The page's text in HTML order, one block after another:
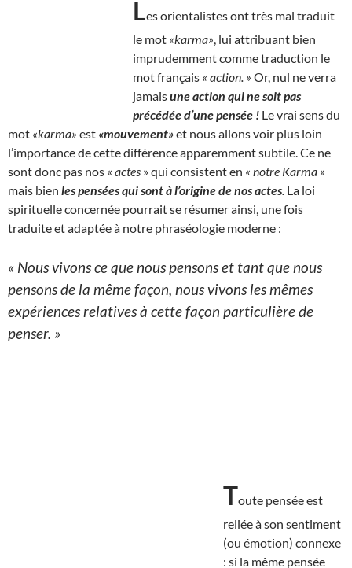
Les orientalistes ont très mal traduit
le mot «karma» , lui attribuant bien
imprudemment comme traduction le
mot français « action. » Or, nul ne verra
jamaisune action qui ne soit pas
précédée d’une pensée ! Le vrai sens du
mot «karma» est «mouvement»et nous allons voir plus loin
l’importance de cette différence apparemment subtile. Ce ne
sont donc pas nos « actes » qui consistent en « notre Karma »
mais bien les pensées qui sont à l’origine de nos actes La loi
spirituelle concernée pourrait se résumer ainsi, une fois
traduite et adaptée à notre phraséologie moderne :
« Nous vivons ce que nous pensons et tant que nous
pensons de la même façon, nous vivons les mêmes
expériences relatives à cette façon particulière de
penser. »
Toute pensée est
reliée à son sentiment
(ou émotion) connexe
: si la même pensée